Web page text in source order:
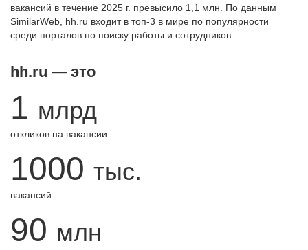
вакансий в течение 2025 г. превысило 1,1 млн. По данным
SimilarWeb, hh.ru входит в топ-3 в мире по популярности
среди порталов по поиску работы и сотрудников.
hh.ru — это
1 млрд
откликов на вакансии
1000 тыс.
вакансий
90 млн